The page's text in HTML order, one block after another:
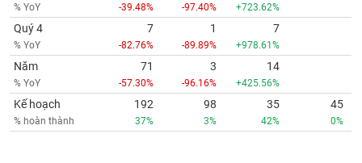
% YoY -39.48% -97.40% +723.62%
Quý 4
% YoY
7
-82.76%
1
-89.89%
7
+978.61%
Năm
% YoY
71
-57.30%
3
-96.16%
14
+425.56%
Kế hoạch
% hoàn thành
192
37%
98
3%
35
42%
45
0%